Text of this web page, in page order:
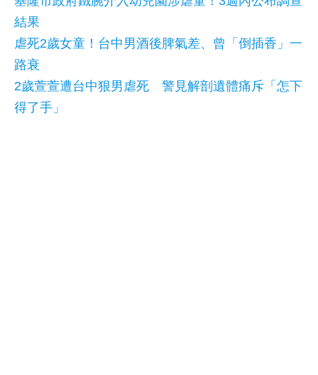
結果
虐死2歲女童！台中男酒後脾氣差、曾「倒插香」一
路衰
2歲萱萱遭台中狠男虐死 警見解剖遺體痛斥「怎下
得了手」